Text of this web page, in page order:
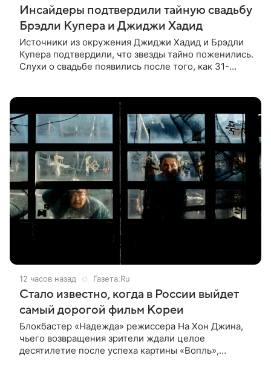
Инсайдеры подтвердили тайную свадьбу
Брэдли Купера и Джиджи Хадид
Источники из окружения Джиджи Хадид и Брэдли
Купера подтвердили, что звезды тайно поженились.
Слухи о свадьбе появились после того, как 31-
12 часов назад Газета.Ru
Стало известно, когда в России выйдет
самый дорогой фильм Кореи
Блокбастер «Надежда» режиссера На Хон Джина,
чьего возвращения зрители ждали целое
десятилетие после успеха картины «Вопль»,